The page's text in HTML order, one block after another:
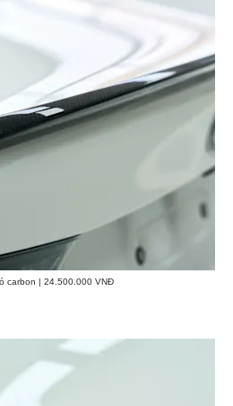
carbon | 24.500.000 VNĐ